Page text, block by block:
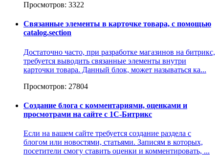
Просмотров: 3322
Связанные элементы в карточке товара, с помощью
catalog.section
Достаточно часто, при разработке магазинов на битрикс,
требуется выводить связанные элементы внутри
карточки товара. Данный блок, может называться ка...
Просмотров: 27804
Создание блога с комментариями, оценками и
просмотрами на сайте с 1С-Битрикс
Если на вашем сайте требуется создание раздела с
блогом или новостями, статьями. Записям в которых,
посетители смогу ставить оценки и комментировать, ...